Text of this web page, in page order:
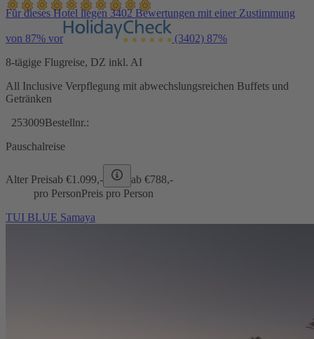
Für dieses Hotel liegen 3402 Bewertungen mit einer Zustimmung
von 87% vor (3402) 87%
8-tägige Flugreise, DZ inkl. AI
All Inclusive Verpflegung mit abwechslungsreichen Buffets und
Getränken
253009Bestellnr.:
Pauschalreise
Alter Preisab €1.099,- ab €788,-
pro PersonPreis pro Person
TUI BLUE Samaya